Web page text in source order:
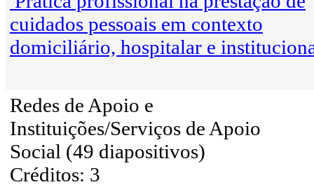
cuidados pessoais em contexto
domiciliário, hospitalar e
Redes de Apoio e
Instituições/Serviços de Apoio
Social (49 diapositivos)
Créditos: 3